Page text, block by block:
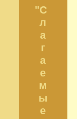
"С
л
а
г
а
е
м
ы
е